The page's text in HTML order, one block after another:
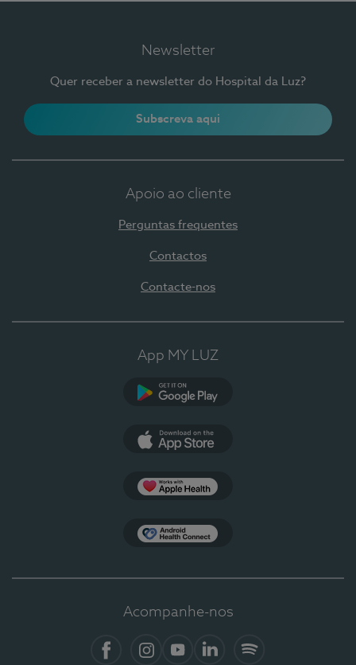
Newsletter
Quer receber a newsletter do Hospital da Luz?
Subscreva aqui
Apoio ao cliente
Perguntas frequentes
Contactos
Contacte-nos
App MY LUZ
Acompanhe-nos